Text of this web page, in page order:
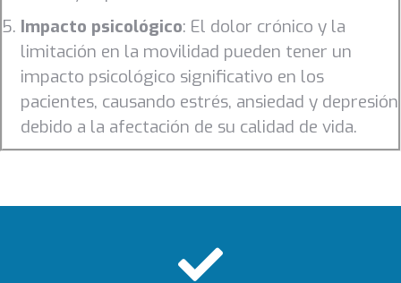
Impacto psicológico: El dolor crónico y la
limitación en la movilidad pueden tener un
impacto psicológico significativo en los
pacientes, causando estrés, ansiedad y depresión
debido a la afectación de su calidad de vida.